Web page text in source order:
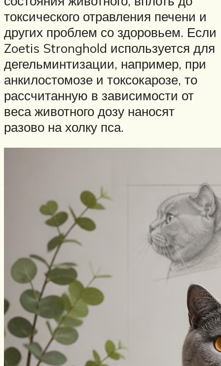
токсического отравления печени и
других проблем со здоровьем. Если
Zoetis Stronghold используется для
дегельминтизации, например, при
анкилостомозе и токсокарозе, то
рассчитанную в зависимости от
веса животного дозу наносят
разово на холку пса.